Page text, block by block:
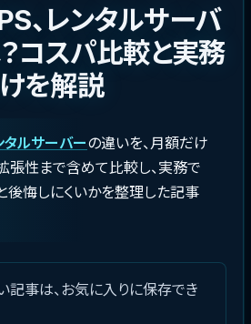
、レンタルサーバ
コスパ比較と実務
を解説
タルサーバーの違いを、月額だけ
張性まで含めて比較し、実務で
後悔しにくいかを整理した記事
記事は、お気に入りに保存でき